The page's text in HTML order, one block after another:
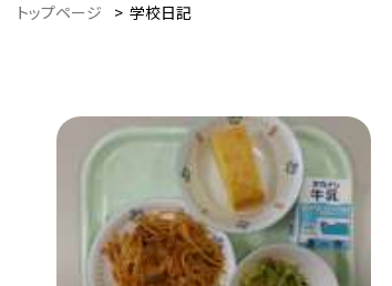
トップページ > 学校日記